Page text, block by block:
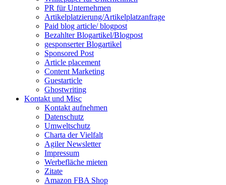
PR für Unternehmen
Artikelplatzierung/Artikelplatzanfrage
Paid blog article/ blogpost
Bezahlter Blogartikel/Blogpost
gesponserter Blogartikel
Sponsored Post
Article placement
Content Marketing
Guestarticle
Ghostwriting
Kontakt und Misc
Kontakt aufnehmen
Datenschutz
Umweltschutz
Charta der Vielfalt
Agiler Newsletter
Impressum
Werbefläche mieten
Zitate
Amazon FBA Shop